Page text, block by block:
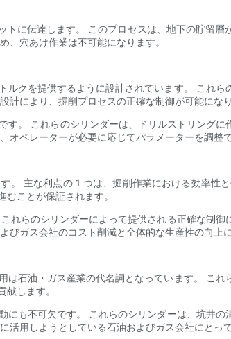
に伝達します。 このプロセスは、地下の貯留
、穴あけ作業は不可能になります。
クを提供するように設計されています。 これ
により、掘削プロセスの正確な制御が可能にな
。 これらのシリンダーは、ドリルストリング
ペレーターが必要に応じてパラメーターを調整
主な利点の 1 つは、掘削作業における効率性
ことが保証されます。
らのシリンダーによって提供される正確な制
ガス会社のコスト削減と全体的な生産性の向上
石油・ガス産業の代名詞となっています。 こ
します。
も不可欠です。 これらのシリンダーは、坑井
用しようとしている石油およびガス会社にとっ